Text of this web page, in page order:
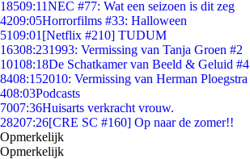
18509:11NEC #77: Wat een seizoen is dit zeg
4209:05Horrorfilms #33: Halloween
5109:01 [Netflix #210] TUDUM
16308:231993: Vermissing van Tanja Groen #2
10108:18De Schatkamer van Beeld & Geluid #4
8408:152010: Vermissing van Herman Ploegstra
408:03Podcasts
7007:36Huisarts verkracht vrouw.
28207:26[CRE SC #160] Op naar de zomer!!
Opmerkelijk
Opmerkelijk